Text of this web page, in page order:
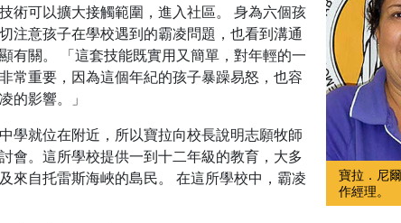
寶拉．尼
作經理。
術可以擴大接觸範圍，進入社區。 身為六個孩
注意孩子在學校遇到的霸凌問題，也看到溝通
有關。 「這套技能既實用又簡單，對年輕的一
常重要，因為這個年紀的孩子暴躁易怒，也容
的影響。」
學就位在附近，所以寶拉向校長說明志願牧師
會。 這所學校提供一到十二年級的教育，大多
來自托雷斯海峽的島民。 在這所學校中，霸凌